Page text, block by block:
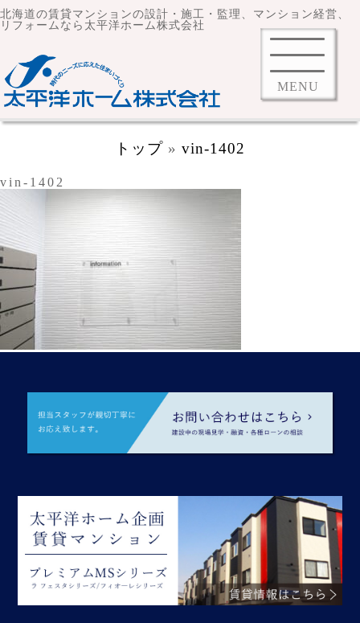
北海道の賃貸マンションの設計・施工・監理、マンション経営、
リフォームなら太平洋ホーム株式会社
MENU
トップ» vin-1402
vin-1402